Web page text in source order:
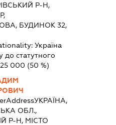
Р-Н,
БУДИНОК 32,
Україна
до статутного
25 000 (50 %)
УКРАЇНА,
ОБЛ.,
Р-Н, МІСТО